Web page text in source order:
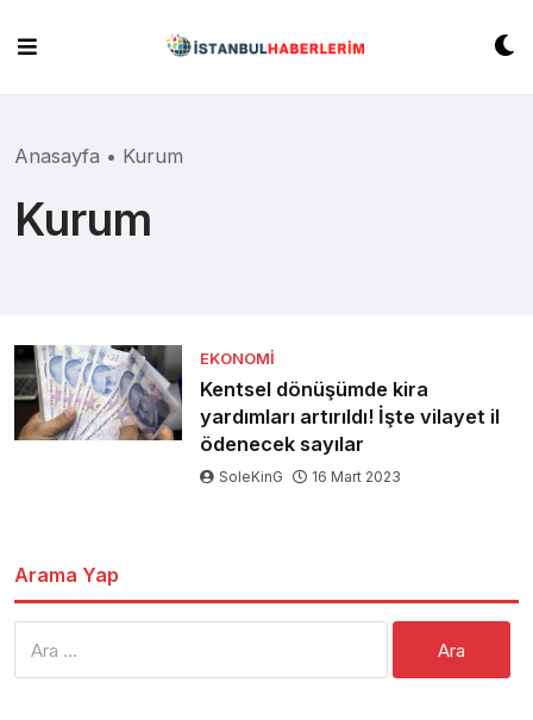
content
Anasayfa • Kurum
Kurum
EKONOMI
Kentsel dönüşümde kira
yardımları artırıldı! İşte vilayet il
ödenecek sayılar
SoleKinG 16 Mart 2023
Arama Yap